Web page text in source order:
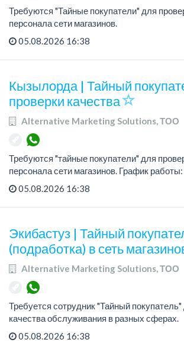
Требуются "Тайные покупатели" для
персонала сети магазинов.
График работы: гибкий.
Зарплата: сдельная в зависимости от
05.08.2026 16:38
Кызылорда | Тайный
проверки качества
Alternative Marketing Solutions, ТОО
Требуются "тайные покупатели" для
персонала сети магазинов. График работы:
Требования: Ответственность,
05.08.2026 16:38
Экибастуз | Тайный
(подработка) в сеть
Alternative Marketing Solutions, ТОО
Требуется сотрудник "Тайный
качества обслуживания в разных сферах.
Требования: ответственность,
05.08.2026 16:38